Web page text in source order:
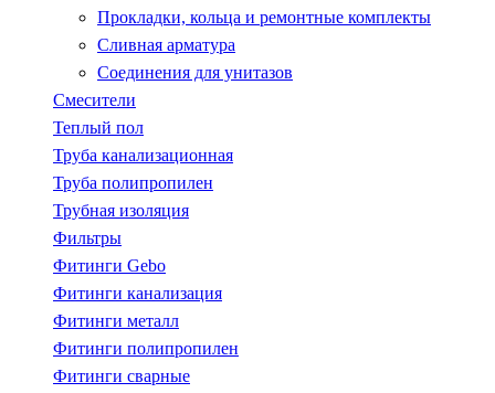
Прокладки, кольца и ремонтные комплекты
Сливная арматура
Соединения для унитазов
Смесители
Теплый пол
Труба канализационная
Труба полипропилен
Трубная изоляция
Фильтры
Фитинги Gebo
Фитинги канализация
Фитинги металл
Фитинги полипропилен
Фитинги сварные